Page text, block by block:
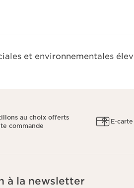
et environnementales
au choix offerts
commande
E-
à la newsletter